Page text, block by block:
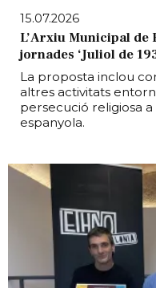
15.07.2026
L’Arxiu Municipal de
jornades ‘Juliol de
La proposta inclou
altres activitats
persecució religiosa a
espanyola.